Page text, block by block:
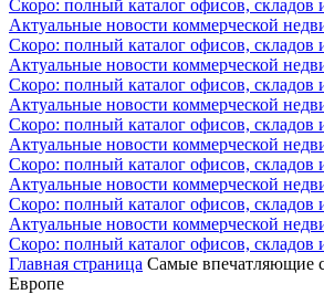
Скоро: полный каталог офисов, складов
Актуальные новости коммерческой
Скоро: полный каталог офисов, складов
Актуальные новости коммерческой
Скоро: полный каталог офисов, складов
Актуальные новости коммерческой
Скоро: полный каталог офисов, складов
Актуальные новости коммерческой
Скоро: полный каталог офисов, складов
Актуальные новости коммерческой
Скоро: полный каталог офисов, складов
Актуальные новости коммерческой
Скоро: полный каталог офисов, складов
Главная страница Самые впечатляющие
Европе